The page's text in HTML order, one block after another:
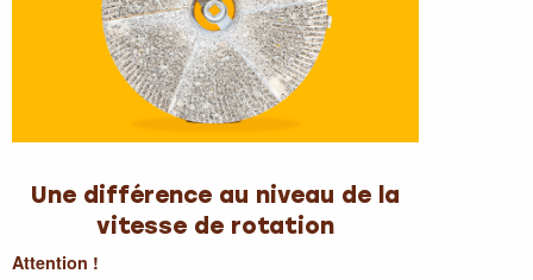
Une différence au niveau de la
vitesse de rotation
Attention !